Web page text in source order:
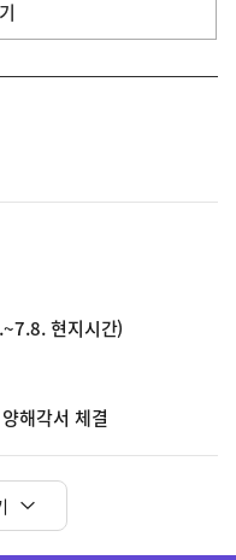
현지시간)
해각서 체결